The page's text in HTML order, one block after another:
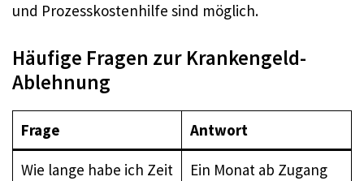
und Prozesskostenhilfe sind möglich.​
Häufige Fragen zur Krankengeld-
Ablehnung
Frage Antwort
Wie lange habe ich Zeit
Ein Monat ab Zugang